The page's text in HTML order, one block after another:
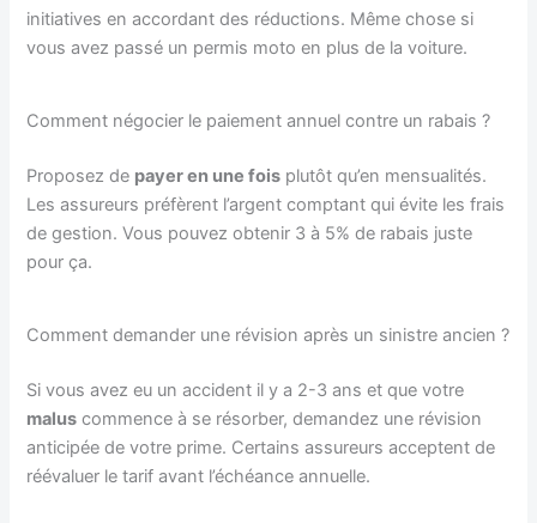
initiatives en accordant des réductions. Même chose si
vous avez passé un permis moto en plus de la voiture.
Comment négocier le paiement annuel contre un rabais ?
Proposez de payer en une fois plutôt qu’en mensualités.
Les assureurs préfèrent l’argent comptant qui évite les frais
de gestion. Vous pouvez obtenir 3 à 5% de rabais juste
pour ça.
Comment demander une révision après un sinistre ancien ?
Si vous avez eu un accident il y a 2-3 ans et que votre
malus commence à se résorber, demandez une révision
anticipée de votre prime. Certains assureurs acceptent de
réévaluer le tarif avant l’échéance annuelle.